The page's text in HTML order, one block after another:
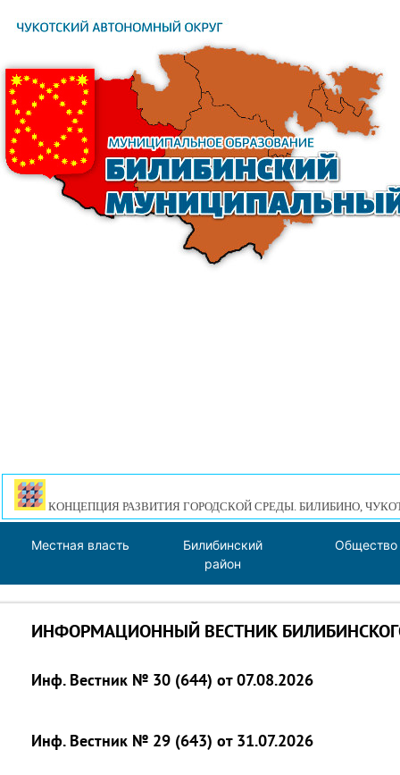
КОНЦЕПЦИЯ РАЗВИТИЯ ГОРОДСКОЙ СРЕДЫ. БИЛИБИНО,
Местная власть
Билибинский
район
Общество
ИНФОРМАЦИОННЫЙ ВЕСТНИК
Инф. Вестник № 30 (644) от 07.08.2026
Инф. Вестник № 29 (643) от 31.07.2026